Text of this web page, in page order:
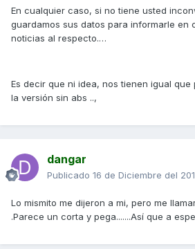
En cualquier caso, si no tiene usted
guardamos sus datos para informarle en
noticias al respecto.…
Es decir que ni idea, nos tienen igual que
la versión sin abs ..,
dangar
Publicado 16 de Diciembre del
Lo mismito me dijeron a mi, pero me
.Parece un corta y pega.......Así que a